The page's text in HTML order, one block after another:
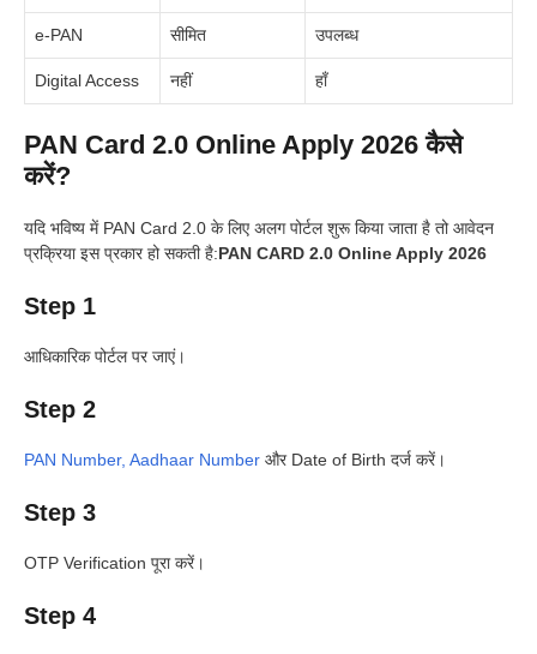
e-PAN सीमित उपलब्ध
Digital Access नहीं हाँ
PAN Card 2.0 Online Apply 2026 कैसे
करें?
यदि भविष्य में PAN Card 2.0 के लिए अलग पोर्टल शुरू किया जाता है तो आवेदन
प्रक्रिया इस प्रकार हो सकती है:PAN CARD 2.0 Online Apply 2026
Step 1
आधिकारिक पोर्टल पर जाएं।
Step 2
PAN Number, Aadhaar Number और Date of Birth दर्ज करें।
Step 3
OTP Verification पूरा करें।
Step 4